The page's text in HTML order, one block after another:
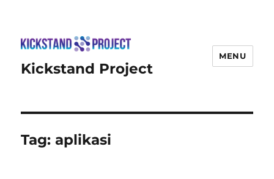
Kickstand Project
MENU
Tag:aplikasi